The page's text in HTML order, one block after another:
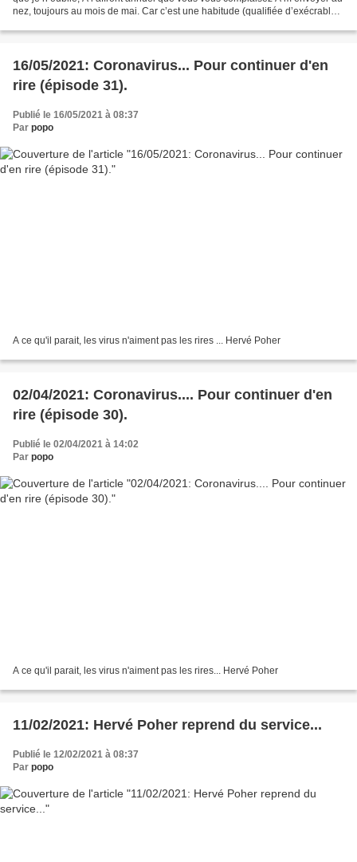
nez, toujours au mois de mai. Car c’est une habitude (qualifiée d’exécrable)
16/05/2021: Coronavirus... Pour continuer d'en
rire (épisode 31).
Publié le 16/05/2021 à 08:37
Par popo
A ce qu'il parait, les virus n'aiment pas les rires ... Hervé Poher
02/04/2021: Coronavirus.... Pour continuer d'en
rire (épisode 30).
Publié le 02/04/2021 à 14:02
Par popo
A ce qu'il parait, les virus n'aiment pas les rires... Hervé Poher
11/02/2021: Hervé Poher reprend du service...
Publié le 12/02/2021 à 08:37
Par popo